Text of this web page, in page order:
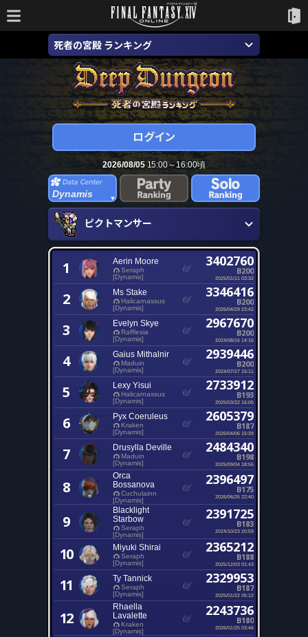
死者の宮殿 ランキング
2026/08/0515:00～16:00頃
Dynamis
ピクトマンサー
1 Aerin Moore
Seraph
[Dynamis]
3402760
B200
2025/01/11 03:32
2 Ms Stake
Halicarnassus
[Dynamis]
3346416
B200
2026/04/29 23:42
3 Evelyn Skye
Rafflesia
[Dynamis]
2967670
B200
2024/08/16 14:16
4 Gaius Mithalnir
Maduin
[Dynamis]
2939446
B200
2024/07/27 15:11
5 Lexy Yisui
Halicarnassus
[Dynamis]
2733912
B193
2025/03/22 16:05
6 Pyx Coeruleus
Kraken
[Dynamis]
2605379
B187
2026/04/06 15:39
7 Drusylla Deville
Maduin
[Dynamis]
2484340
B198
2025/09/04 18:55
8
Orca
Bossanova
Cuchulainn
[Dynamis]
2396497
B175
2026/06/25 22:40
9
Blacklight
Starbow
Seraph
[Dynamis]
2391725
B183
2024/10/23 20:59
10 Miyuki Shirai
Seraph
[Dynamis]
2365212
B188
2025/12/03 01:43
11 Ty Tannick
Seraph
[Dynamis]
2329953
B187
2025/01/22 05:12
12
Rhaella
Lavalette
Kraken
[Dynamis]
2243736
B180
2026/01/25 03:46